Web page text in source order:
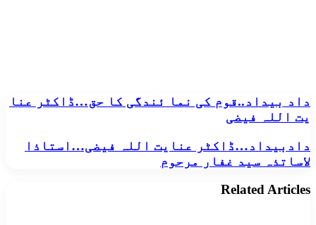
داد
بیداد..قوم
کی
ئندگی
کا
ڈاکٹر
داد بیداد..قوم کی نما ئندگی کا حق…ڈاکٹر عنا
یت اللہ فیضی
دادبیداد…
ڈاکٹر
عنایت
اللہ
فیضی…
دادبیداد…ڈاکٹر عنایت اللہ فیضی…استاذا
لاساتذہ سید غفار مرحوم
Related Articles